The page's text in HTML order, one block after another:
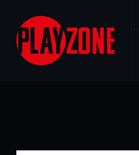
hlavnímu
obsahu